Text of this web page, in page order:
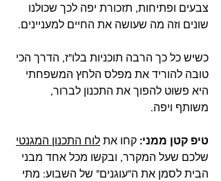
צבעים ופתיחות, תזכורת יפה לכך שכולנו
שונים וזה מה שעושה את החיים למעניינים.
כשיש כל כך הרבה תוכניות בלו"ז, הדרך הכי
טובה להוריד את מפלס הלחץ המשפחתי
היא פשוט להפוך את התכנון לברור,
משותף ויפה.
טיפ קטן ממני: קחו את לוח התכנון המגנטי
שלכם שעל המקרר, ובקשו מכל אחד מבני
הבית לסמן את ה"עוגנים" של השבוע: מתי